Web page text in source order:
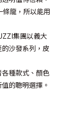
龍，所以能用
集團以義大
沙發系列，皮
種款式、顏色
的聰明選擇。